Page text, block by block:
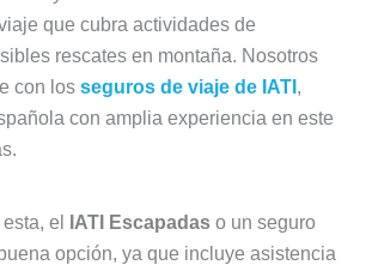
que cubra actividades de
rescates en montaña. Nosotros
con los seguros de viaje de IATI ,
con amplia experiencia en este
el IATI Escapadaso un seguro
opción, ya que incluye asistencia